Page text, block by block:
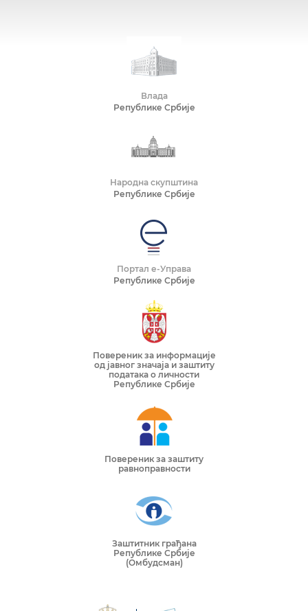
Влада
Републике Србије
Народна скупштина
Републике Србије
Портал е-Управа
Републике Србије
Повереник за информације
од јавног значаја и заштиту
података о личности
Републике Србије
Повереник за заштиту
равноправности
Заштитник грађана
Републике Србије
(Омбудсман)